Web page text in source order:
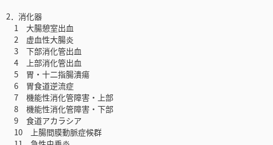
2．消化器
1 大腸憩室出血
2 虚血性大腸炎
3 下部消化管出血
4 上部消化管出血
5 胃・十二指腸潰瘍
6 胃食道逆流症
7 機能性消化管障害・上部
8 機能性消化管障害・下部
9 食道アカラシア
10 上腸間膜動脈症候群